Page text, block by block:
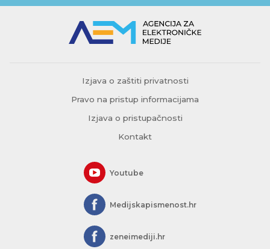
Izjava o zaštiti privatnosti
Pravo na pristup informacijama
Izjava o pristupačnosti
Kontakt
Youtube
Medijskapismenost.hr
zeneimediji.hr